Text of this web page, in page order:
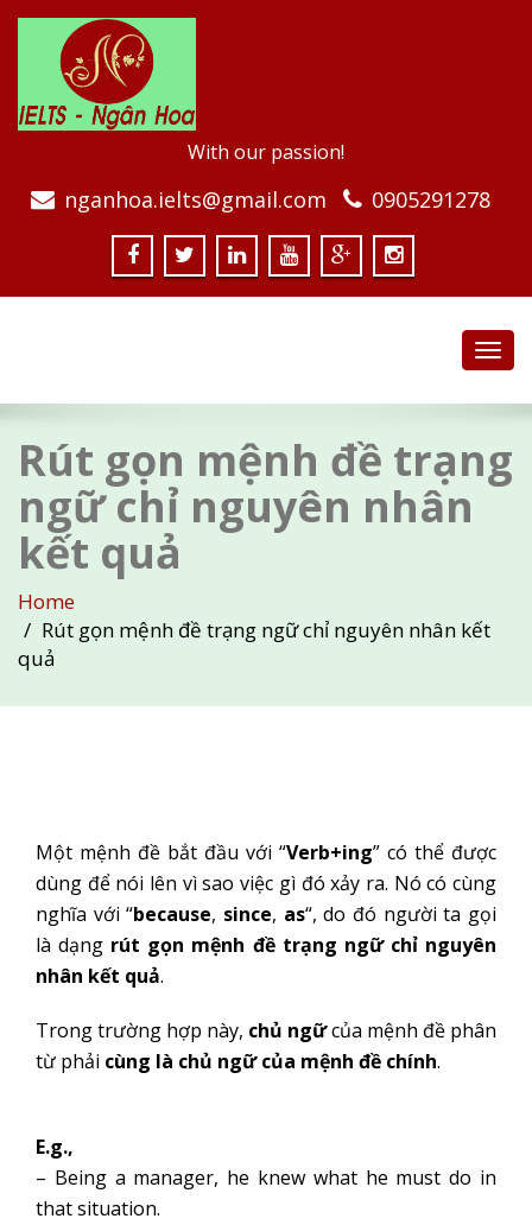
With our passion!
nganhoa.ielts@gmail.com 0905291278
Rút gọn mệnh đề trạng
ngữ chỉ nguyên nhân
kết quả
Home
Rút gọn mệnh đề trạng ngữ chỉ nguyên nhân kết
quả
Một mệnh đề bắt đầu với “Verb+ing” có thể được
dùng để nói lên vì sao việc gì đó xảy ra. Nó có cùng
nghĩa với “because, since, as“, do đó người ta gọi
là dạng rút gọn mệnh đề trạng ngữ chỉ nguyên
nhân kết quả.
Trong trường hợp này, chủ ngữcủa mệnh đề phân
từ phải cùng là chủ ngữ của mệnh đề chính.
E.g.,
– Being a manager, he knew what he must do in
that situation.